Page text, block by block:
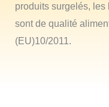
produits surgelés, les
sont de qualité
(EU)10/2011.